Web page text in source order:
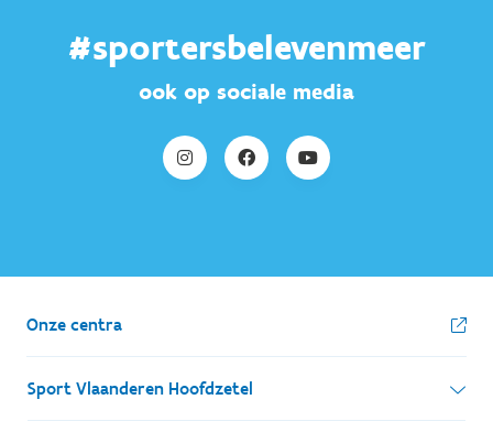
#sportersbelevenmeer
ook op sociale media
Onze centra
Sport Vlaanderen Hoofdzetel